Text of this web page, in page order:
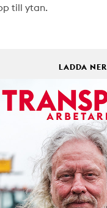
till ytan.
LADDA NER